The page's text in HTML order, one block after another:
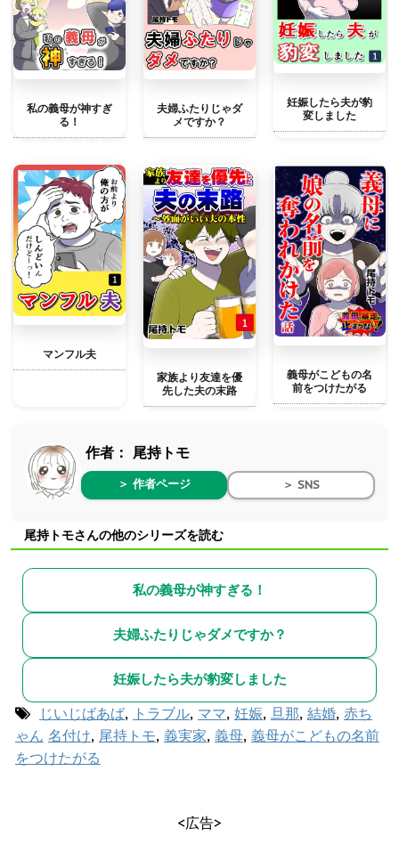
私の義母が神すぎ
る！
夫婦ふたりじゃダ
メですか？
妊娠したら夫が豹
変しました
マンフル夫
家族より友達を優
先した夫の末路
義母がこどもの名
前をつけたがる
作者： 尾持トモ
＞ 作者ページ ＞ SNS
尾持トモさんの他のシリーズを読む
私の義母が神すぎる！
夫婦ふたりじゃダメですか？
妊娠したら夫が豹変しました
じいじばあば, トラブル, ママ, 妊娠, 旦那, 結婚, 赤ち
ゃん 名付け, 尾持トモ, 義実家, 義母, 義母がこどもの名前
をつけたがる
<広告>